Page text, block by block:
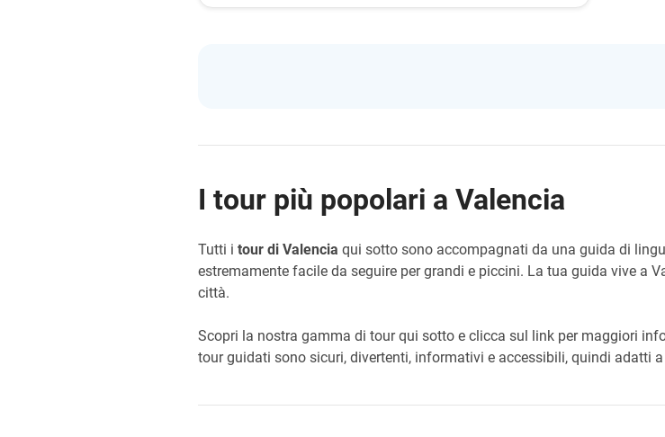
I tour più popolari a Valencia
Tutti i tour di Valencia qui sotto sono accompagnati da una guida di
estremamente facile da seguire per grandi e piccini. La tua guida vive a
città.
Scopri la nostra gamma di tour qui sotto e clicca sul link per maggiori
tour guidati sono sicuri, divertenti, informativi e accessibili, quindi adatti